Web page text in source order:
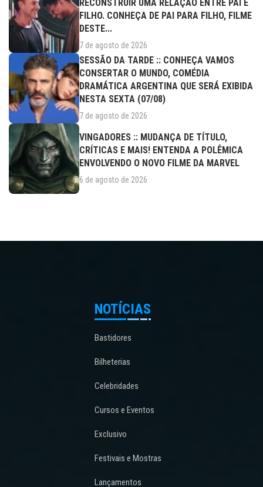
RECONSTRUIR UMA RELAÇÃO ENTRE PAI E
FILHO. CONHEÇA DE PAI PARA FILHO, FILME
DESTE...
7 de agosto de 2026
SESSÃO DA TARDE :: CONHEÇA VAMOS
CONSERTAR O MUNDO, COMÉDIA
DRAMÁTICA ARGENTINA QUE SERÁ EXIBIDA
NESTA SEXTA (07/08)
7 de agosto de 2026
VINGADORES :: MUDANÇA DE TÍTULO,
CRÍTICAS E MAIS! ENTENDA A POLÊMICA
ENVOLVENDO O NOVO FILME DA MARVEL
6 de agosto de 2026
NOTÍCIAS
Bastidores
Bilheterias
Celebridades
Cursos e Eventos
Exclusivo
Festivais e Mostras
Lançamentos